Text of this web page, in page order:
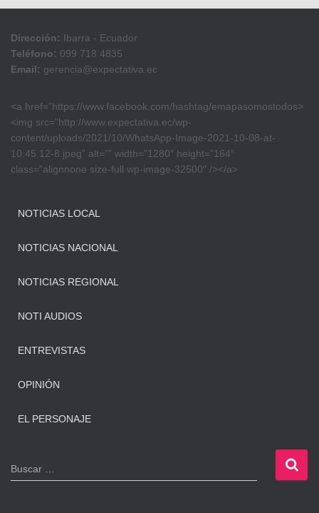
Dirección: Ibarra - Ecuador
Teléfono: 099 718 4835
Email: gerencia@expectativa.ec
<a href=”https://www.facebook.com/hashtag/emapasomostodos>
<img src=”http://www.expectativa.ec/wp-
content/uploads/2021/10/WhatsApp-Image-2021-10-08-at-
10.45.12-8.jpeg” alt=”” width=”1280″ height=”164″
class=”alignnone size-full wp-image-32500″ /></a>
NOTICIAS LOCAL
NOTICIAS NACIONAL
NOTICIAS REGIONAL
NOTI AUDIOS
ENTREVISTAS
OPINIÓN
EL PERSONAJE
B
u
Buscar …